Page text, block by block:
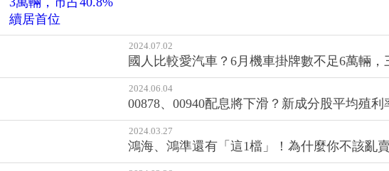
9月機車掛牌約7萬輛，三陽掛牌約3萬輛，市
2024.07.02
國人比較愛汽車？6月機車掛牌數不足6萬輛，
2024.06.04
00878、00940配息將下滑？新成分股平均殖
2024.03.27
鴻海、鴻準還有「這1檔」！為什麼你不該亂